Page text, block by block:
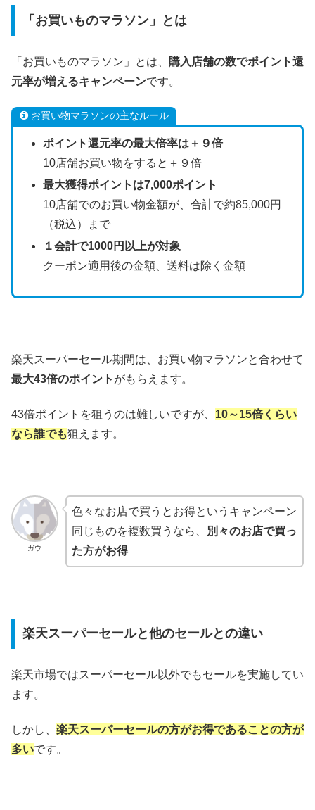
「お買いものマラソン」とは
「お買いものマラソン」とは、 購入店舗の数でポイント還
元率が増えるキャンペーンです。
お買い物マラソンの主なルール
ポイント還元率の最大倍率は＋９倍
10店舗お買い物をすると＋９倍
最大獲得ポイントは7,000ポイント
10店舗でのお買い物金額が、合計で約85,000円
（税込）まで
１会計で1000円以上が対象
クーポン適用後の金額、送料は除く金額
楽天スーパーセール期間は、お買い物マラソンと合わせて
最大43倍のポイント がもらえます。
43倍ポイントを狙うのは難しいですが、 10～15倍くらい
なら誰でも狙えます。
ガウ
色々なお店で買うとお得というキャンペーン
同じものを複数買うなら、
別々のお店で買っ
た方がお得
楽天スーパーセールと他のセールとの違い
楽天市場ではスーパーセール以外でもセールを実施してい
ます。
しかし、 楽天スーパーセールの方がお得であることの方が
多いです。